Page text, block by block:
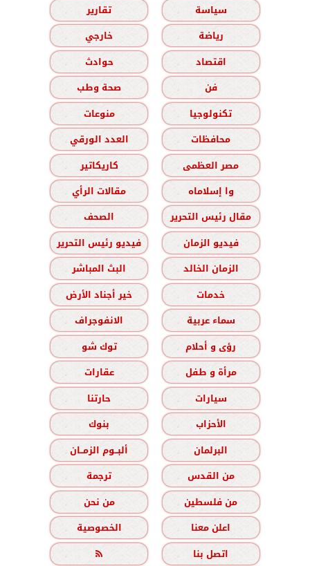
سياسة
تقارير
رياضة
خارجي
اقتصاد
حوادث
فن
صحة وطب
تكنولوجيا
منوعات
محافظات
العدد الورقي
مصر العظمى
كاريكاتير
وا إسلاماه
مقالات الرأي
مقال رئيس التحرير
الصحف
فيديو الزمان
فيديو رئيس التحرير
الزمان الخالد
البث المباشر
خدمات
خير أجناد الأرض
سماء عربية
الانفوجراف
رؤى و أحلام
توك شو
مرأة و طفل
عقارات
سيارات
حارتنا
الأحزاب
بنوك
البرلمان
ألبــوم الزمــان
من القدس
ترجمة
من فلسطين
من نحن
اعلن معنا
الخصوصية
اتصل بنا
